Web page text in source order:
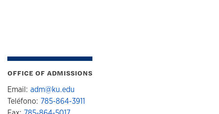
OFFICE OF ADMISSIONS
Email: adm@ku.edu
Teléfono: 785-864-3911